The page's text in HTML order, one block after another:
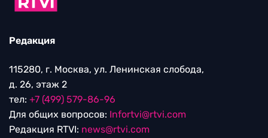
Редакция
115280, г. Москва, ул. Ленинская слобода,
д. 26, этаж 2
тел: +7 (499) 579-86-96
Для общих вопросов: Infortvi@rtvi.com
Редакция RTVI: news@rtvi.com